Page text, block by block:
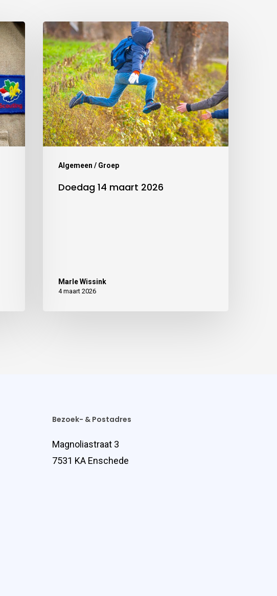
Algemeen / Groep
Doedag 14 maart 2026
Marle Wissink
4 maart 2026
Bezoek- & Postadres
Magnoliastraat 3
7531 KA Enschede